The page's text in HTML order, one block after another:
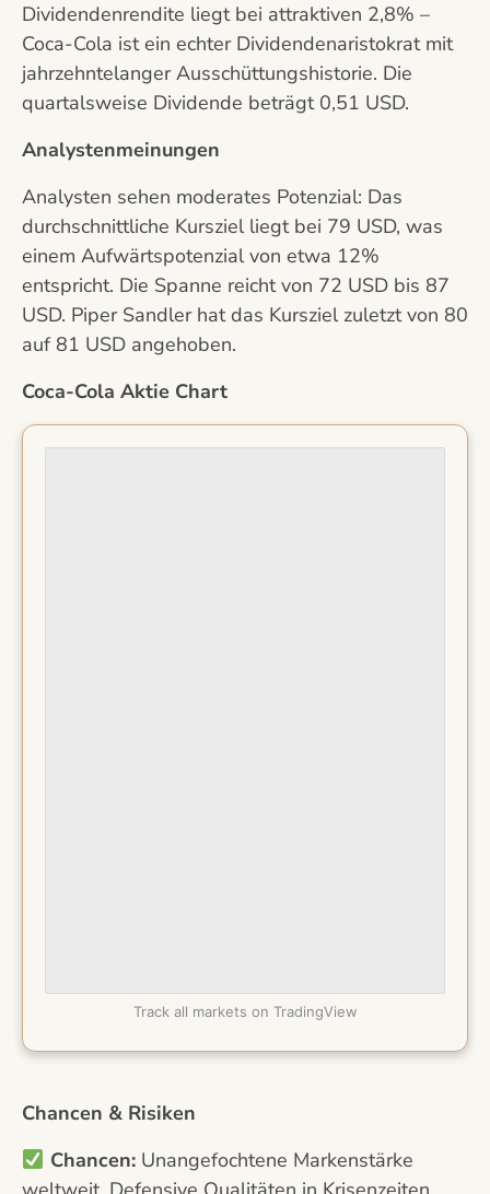
Dividendenrendite liegt bei attraktiven 2,8% –
Coca-Cola ist ein echter Dividendenaristokrat mit
jahrzehntelanger Ausschüttungshistorie. Die
quartalsweise Dividende beträgt 0,51 USD.
Analystenmeinungen
Analysten sehen moderates Potenzial: Das
durchschnittliche Kursziel liegt bei 79 USD, was
einem Aufwärtspotenzial von etwa 12%
entspricht. Die Spanne reicht von 72 USD bis 87
USD. Piper Sandler hat das Kursziel zuletzt von 80
auf 81 USD angehoben.
Coca-Cola Aktie Chart
Track all markets on TradingView
Chancen & Risiken
Chancen:Unangefochtene Markenstärke